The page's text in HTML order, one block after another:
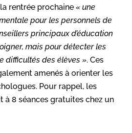
rentrée prochaine « une
pour les personnels de
principaux d’éducation
mais pour détecter les
difficultés des élèves ». Ces
amenés à orienter les
Pour rappel, les
à 8 séances gratuites chez un